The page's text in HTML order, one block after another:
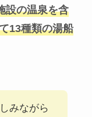
設の温泉を含
13種類の湯船
みながら